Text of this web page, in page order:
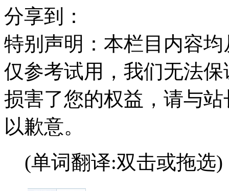
分享到：
特别声明：本栏目内容
仅参考试用，我们无法
损害了您的权益，请与
以歉意。
(单词翻译:双击或拖选)